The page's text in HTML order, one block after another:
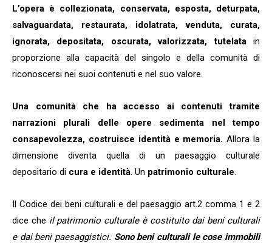
L’opera è collezionata, conservata, esposta, deturpata,
salvaguardata, restaurata, idolatrata, venduta, curata,
ignorata, depositata, oscurata, valorizzata, tutelatain
proporzione alla capacità del singolo e della comunità di
riconoscersi nei suoi contenuti e nel suo valore.
Una comunità che ha accesso ai contenuti tramite
narrazioni plurali delle opere sedimenta nel tempo
consapevolezza, costruisce identità e memoria. Allora la
dimensione diventa quella di un paesaggio culturale
depositario di cura e identità. Un patrimonio culturale.
Il Codice dei beni culturali e del paesaggio art.2 comma 1 e 2
dice che il patrimonio culturale è costituito dai beni culturali
e dai beni paesaggistici. Sono beni culturali le cose immobili